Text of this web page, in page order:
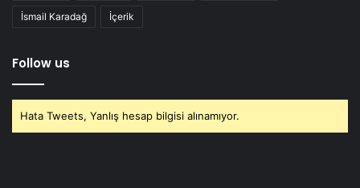
İsmail Karadağ İçerik
Follow us
Hata Tweets, Yanlış hesap bilgisi alınamıyor.